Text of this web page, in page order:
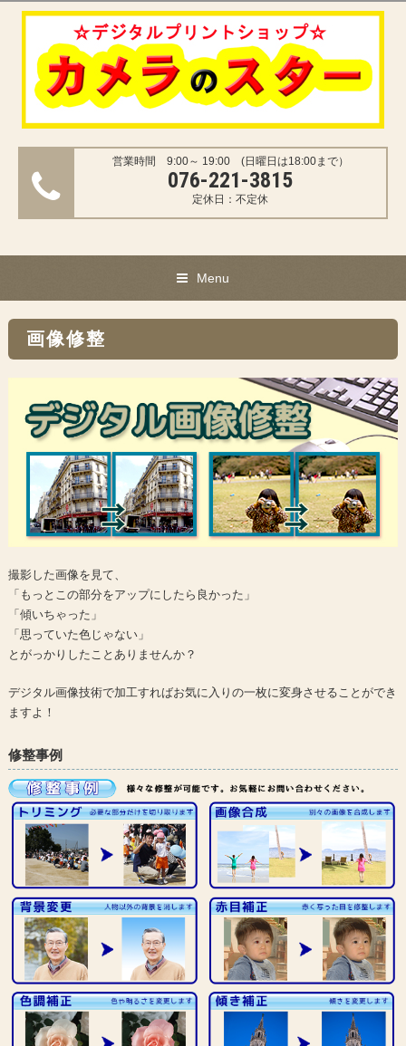
営業時間 9:00～ 19:00 (日曜日は18:00まで）
076-221-3815
定休日：不定休
Menu
画像修整
撮影した画像を見て、
「もっとこの部分をアップにしたら良かった」
「傾いちゃった」
「思っていた色じゃない」
とがっかりしたことありませんか？
デジタル画像技術で加工すればお気に入りの一枚に変身させることができ
ますよ！
修整事例